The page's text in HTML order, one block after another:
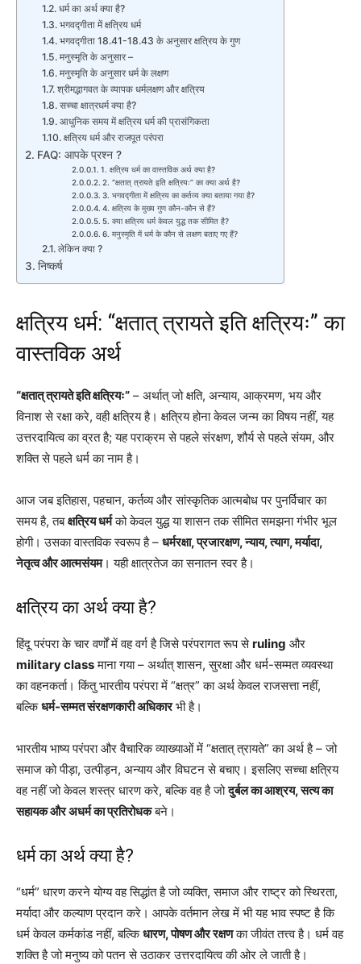
धर्म का अर्थ क्या है?
भगवद्गीता में क्षत्रिय धर्म
भगवद्गीता 18.41-18.43 के अनुसार क्षत्रिय के गुण
मनुस्मृति के अनुसार –
मनुस्मृति के अनुसार धर्म के लक्षण
श्रीमद्भागवत के व्यापक धर्मलक्षण और क्षत्रिय
सच्चा क्षात्रधर्म क्या है?
आधुनिक समय में क्षत्रिय धर्म की प्रासंगिकता
क्षत्रिय धर्म और राजपूत परंपरा
FAQ: आपके प्रश्न ?
1. क्षत्रिय धर्म का वास्तविक अर्थ क्या है?
2. “क्षतात् त्रायते इति क्षत्रियः” का क्या अर्थ है?
3. भगवद्गीता में क्षत्रिय का कर्तव्य क्या बताया गया है?
4. क्षत्रिय के मुख्य गुण कौन-कौन से हैं?
5. क्या क्षत्रिय धर्म केवल युद्ध तक सीमित है?
6. मनुस्मृति में धर्म के कौन से लक्षण बताए गए हैं?
लेकिन क्या ?
निष्कर्ष
क्षत्रिय धर्म: “क्षतात् त्रायते इति क्षत्रियः” का
वास्तविक अर्थ
“क्षतात् त्रायते इति क्षत्रियः” – अर्थात् जो क्षति, अन्याय, आक्रमण, भय और
विनाश से रक्षा करे, वही क्षत्रिय है। क्षत्रिय होना केवल जन्म का विषय नहीं, यह
उत्तरदायित्व का व्रत है; यह पराक्रम से पहले संरक्षण, शौर्य से पहले संयम, और
शक्ति से पहले धर्म का नाम है।
आज जब इतिहास, पहचान, कर्तव्य और सांस्कृतिक आत्मबोध पर पुनर्विचार का
समय है, तबक्षत्रिय धर्मको केवल युद्ध या शासन तक सीमित समझना गंभीर भूल
होगी। उसका वास्तविक स्वरूप है – धर्मरक्षा, प्रजारक्षण, न्याय, त्याग, मर्यादा,
नेतृत्व और आत्मसंयम। यही क्षात्रतेज का सनातन स्वर है।
क्षत्रियका अर्थ क्या है?
हिंदू परंपरा के चार वर्णों में वह वर्ग है जिसे परंपरागत रूप सेruling और
military classमाना गया – अर्थात् शासन, सुरक्षा और धर्म-सम्मत व्यवस्था
का वहनकर्ता। किंतु भारतीय परंपरा में “क्षत्र” का अर्थ केवल राजसत्ता नहीं,
बल्किधर्म-सम्मत संरक्षणकारी अधिकारभी है।
भारतीय भाष्य परंपरा और वैचारिक व्याख्याओं में “क्षतात् त्रायते” का अर्थ है – जो
समाज को पीड़ा, उत्पीड़न, अन्याय और विघटन से बचाए। इसलिए सच्चा क्षत्रिय
वह नहीं जो केवल शस्त्र धारण करे, बल्कि वह है जोदुर्बल का आश्रय, सत्य का
सहायक और अधर्म का प्रतिरोधकबने।
धर्मका अर्थ क्या है?
“धर्म” धारण करने योग्य वह सिद्धांत है जो व्यक्ति, समाज और राष्ट्र को स्थिरता,
मर्यादा और कल्याण प्रदान करे। आपके वर्तमान लेख में भी यह भाव स्पष्ट है कि
धर्म केवल कर्मकांड नहीं, बल्किधारण, पोषण और रक्षणका जीवंत तत्त्व है। धर्म वह
शक्ति है जो मनुष्य को पतन से उठाकर उत्तरदायित्व की ओर ले जाती है।